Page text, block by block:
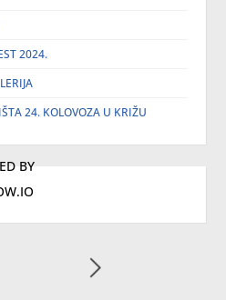
2024.
24. KOLOVOZA U KRIŽU